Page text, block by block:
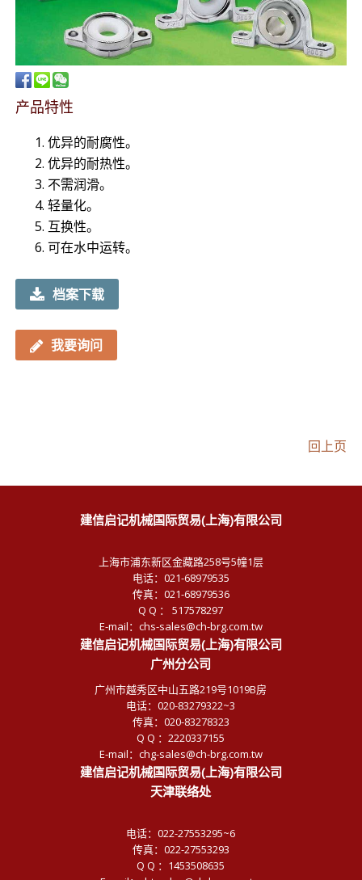
产品特性
优异的耐腐性。
优异的耐热性。
不需润滑。
轻量化。
互换性。
可在水中运转。
档案下载
我要询问
回上页
建信启记机械国际贸易(上海)有限公司
上海市浦东新区金藏路258号5幢1层
电话：021-68979535
传真：021-68979536
Q Q ： 517578297
E-mail：chs-sales@ch-brg.com.tw
建信启记机械国际贸易(上海)有限公司
广州分公司
广州市越秀区中山五路219号1019B房
电话：020-83279322~3
传真：020-83278323
Q Q ：2220337155
E-mail：chg-sales@ch-brg.com.tw
建信启记机械国际贸易(上海)有限公司
天津联络处
电话：022-27553295~6
传真：022-27553293
Q Q ：1453508635